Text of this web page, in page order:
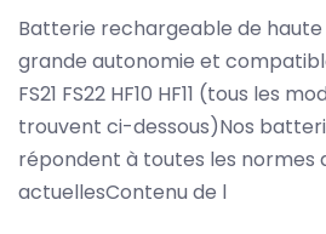
Batterie rechargeable de
grande autonomie et
FS21 FS22 HF10 HF11 (tous les
trouvent ci-dessous)Nos
répondent à toutes les normes
actuellesContenu de l